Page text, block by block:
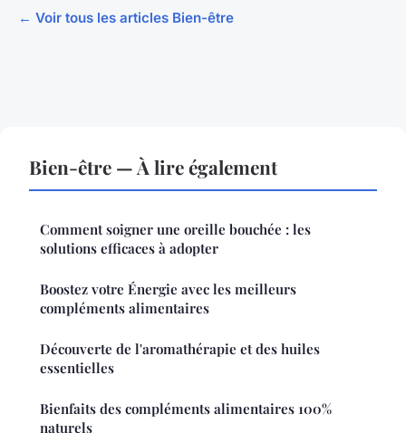
← Voir tous les articles Bien-être
Bien-être — À lire également
Comment soigner une oreille bouchée : les
solutions efficaces à adopter
Boostez votre Énergie avec les meilleurs
compléments alimentaires
Découverte de l'aromathérapie et des huiles
essentielles
Bienfaits des compléments alimentaires 100%
naturels